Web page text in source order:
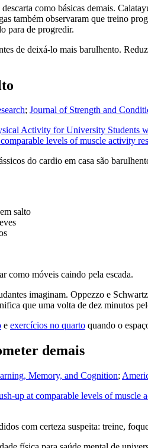
como básicas demais.
também observaram que treino
para de progredir.
de deixá-lo mais barulhento.
; Journal of Strength and
Activity for University Students
levels of muscle activity
do cardio em casa são
salto
como móveis caindo pela escada.
imaginam. Oppezzo e
que uma volta de dez minutos
e exercícios no quarto quando o
demais
Memory, and Cognition;
up at comparable levels of muscle
com certeza suspeita: treine,